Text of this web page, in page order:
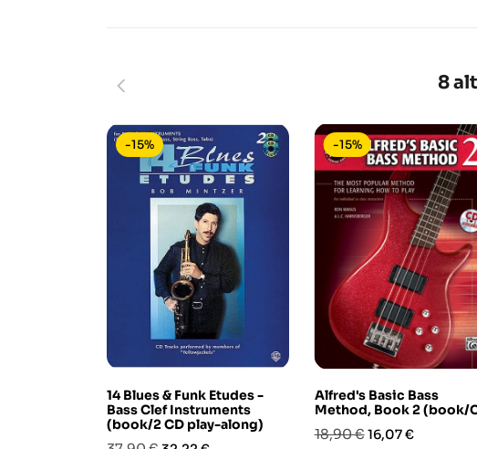
8
14 Blues & Funk Etudes -
Bass Clef Instruments
(book/2 CD play-along)
-15%
Alfred's Basic Bass
Method, Book 2 (book/
Prezzo
18,90 €Prezzo
16,07 €
-15%